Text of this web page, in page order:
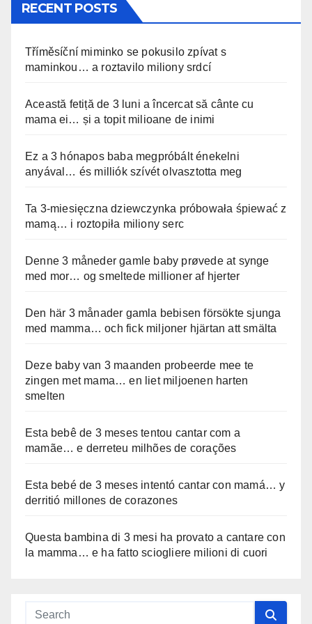
RECENT POSTS
Tříměsíční miminko se pokusilo zpívat s
maminkou… a roztavilo miliony srdcí
Această fetiță de 3 luni a încercat să cânte cu
mama ei… și a topit milioane de inimi
Ez a 3 hónapos baba megpróbált énekelni
anyával… és milliók szívét olvasztotta meg
Ta 3-miesięczna dziewczynka próbowała śpiewać z
mamą… i roztopiła miliony serc
Denne 3 måneder gamle baby prøvede at synge
med mor… og smeltede millioner af hjerter
Den här 3 månader gamla bebisen försökte sjunga
med mamma… och fick miljoner hjärtan att smälta
Deze baby van 3 maanden probeerde mee te
zingen met mama… en liet miljoenen harten
smelten
Esta bebê de 3 meses tentou cantar com a
mamãe… e derreteu milhões de corações
Esta bebé de 3 meses intentó cantar con mamá… y
derritió millones de corazones
Questa bambina di 3 mesi ha provato a cantare con
la mamma… e ha fatto sciogliere milioni di cuori